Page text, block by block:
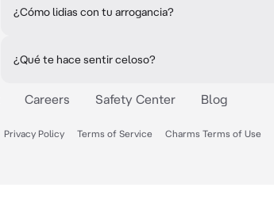
¿Cómo lidias con tu arrogancia?
¿Qué te hace sentir celoso?
Careers Safety Center Blog
Privacy Policy Terms of Service Charms Terms of Use